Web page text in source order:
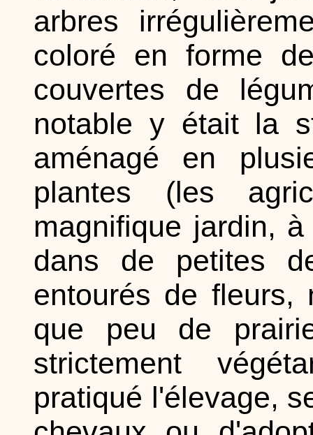
arbres
coloré en forme
couvertes de
notable y était la
aménagé en
plantes (les
magnifique jardin,
dans de petites
entourés de
que peu de
strictement
pratiqué l'élevage,